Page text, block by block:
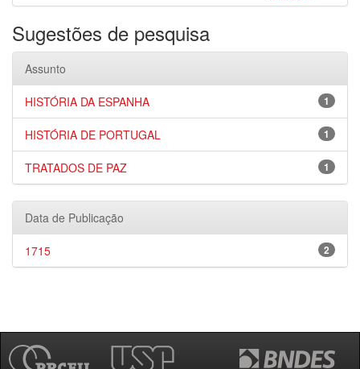
Sugestões de pesquisa
Assunto
1
HISTÓRIA DA ESPANHA
1
HISTÓRIA DE PORTUGAL
1
TRATADOS DE PAZ
Data de Publicação
2
1715